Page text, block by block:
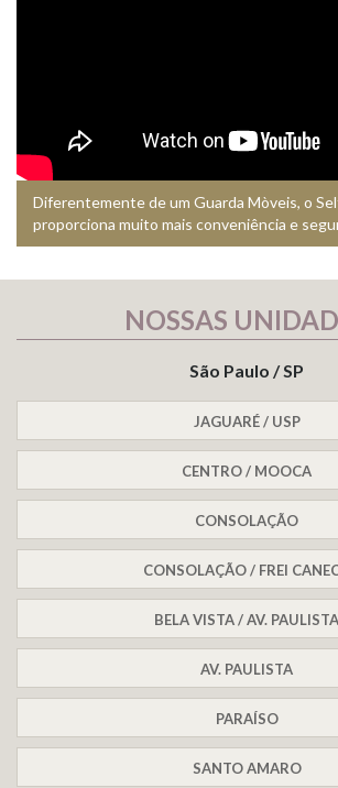
Diferentemente de um Guarda Mòveis, o
proporciona muito mais conveniência e
NOSSAS
São Paulo / SP
JAGUARÉ / USP
CENTRO / MOOCA
CONSOLAÇÃO
CONSOLAÇÃO / FREI
BELA VISTA / AV. PAULISTA
AV. PAULISTA
PARAÍSO
SANTO AMARO